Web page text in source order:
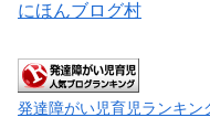
にほんブログ村
発達障がい児育児ランキン